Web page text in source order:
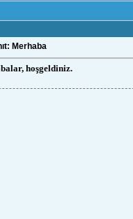
Merhaba
hoşgeldiniz.